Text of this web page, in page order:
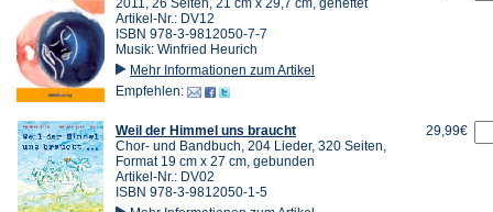
Artikel-Nr.: DV12
ISBN 978-3-9812050-7-7
Musik: Winfried Heurich
Mehr Informationen zum Artikel
Empfehlen:
Weil der Himmel uns braucht
Chor- und Bandbuch, 204 Lieder, 320 Seiten,
Format 19 cm x 27 cm, gebunden
Artikel-Nr.: DV02
ISBN 978-3-9812050-1-5
29,99€